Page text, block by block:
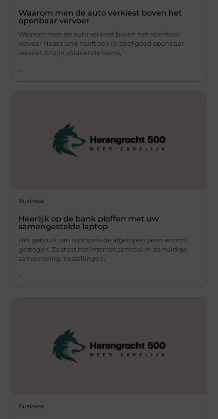
Waarom men de auto verkiest boven het
openbaar vervoer
Waarom men de auto verkiest boven het openbaar
vervoer Nederland heeft een relatief goed openbaar
vervoer. Er zijn voldoende trams,
Business
Heerlijk op de bank ploffen met uw
samengestelde laptop
Het gebruik van laptops is de afgelopen jaren enorm
gestegen. Zo staat het internet centraal in de huidige
samenleving; bestellingen,
Business